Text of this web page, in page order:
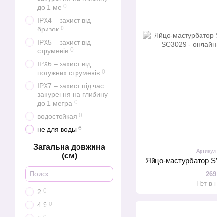
Яйцо-мастурбатор
Нет в
до 1 ме 0
IPX4 – захист від
бризок 0
IPX5 – захист від
струменів 0
IPX6 – захист від
потужних струменів 0
IPX7 – захист під час
занурення на глибину
до 1 метра 0
водостойкая 0
не для воды 6
Загальна довжина
(см)
2 0
4.9 0